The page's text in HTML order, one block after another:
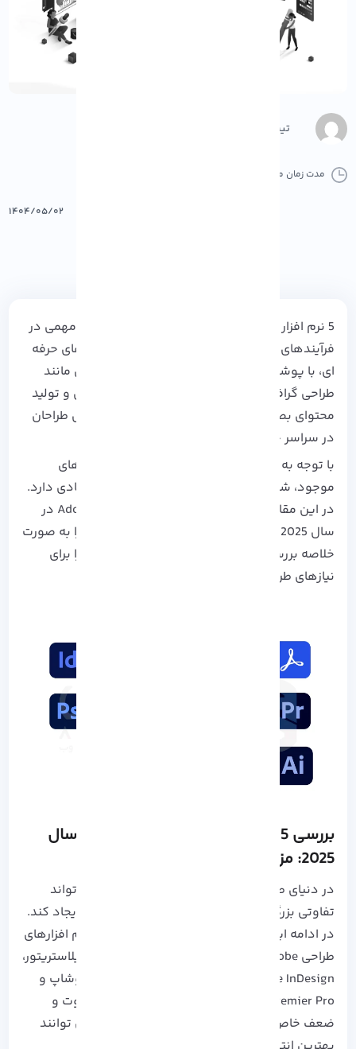
تیم محتوا
مدت زمان مطالعه :
۱۴۰۴/۰۵/۰۲
5 نرم‌ افزار برتر طراحی Adobe در سال 2025 نقش مهمی در
فرآیندهای خلاقانه طراحان ایفا می‌ کنند. این ابزارهای حرفه‌
ای، با پوشش دادن نیازهای متنوع در زمینه‌ هایی مانند
طراحی گرافیک، ویرایش تصویر، طراحی رابط کاربری و تولید
محتوای بصری، جایگاه خود را به‌ عنوان انتخاب اول طراحان
در سراسر جهان تثبیت کرده‌ اند.
با توجه به رشد سریع تکنولوژی و تنوع بالای ابزارهای
موجود، شناخت و انتخاب گزینه‌ مناسب اهمیت زیادی دارد.
در این مقاله، به معرفی 5 نرم‌ افزار برتر طراحی Adobe در
سال 2025 می‌ پردازیم و مزایا و معایب هر کدام را به‌ صورت
خلاصه بررسی می‌ کنیم تا بتوانید بهترین انتخاب را برای
نیازهای طراحی خود داشته باشید.
بررسی 5 نرم‌ افزار برتر طراحی Adobe در سال
2025: مزایا و معایب
در دنیای طراحی دیجیتال، انتخاب ابزار مناسب می تواند
تفاوتی بزرگ در کیفیت، بهره وری و تجربه کاربری ایجاد کند.
در ادامه این مقاله به بررسی 5 مورد از بهترین نرم‌ افزارهای
طراحی Adobe در سال 2025 می‌ پردازیم: ادوبی ایلاستریتور،
Adobe Acrobat Pro، Adobe InDesign، ادوبی فتوشاپ و
Adobe Premier Pro. هر یک از این ابزارها نقاط قوت و
ضعف خاص خود را دارند که بسته به نیاز کاربر می‌ توانند